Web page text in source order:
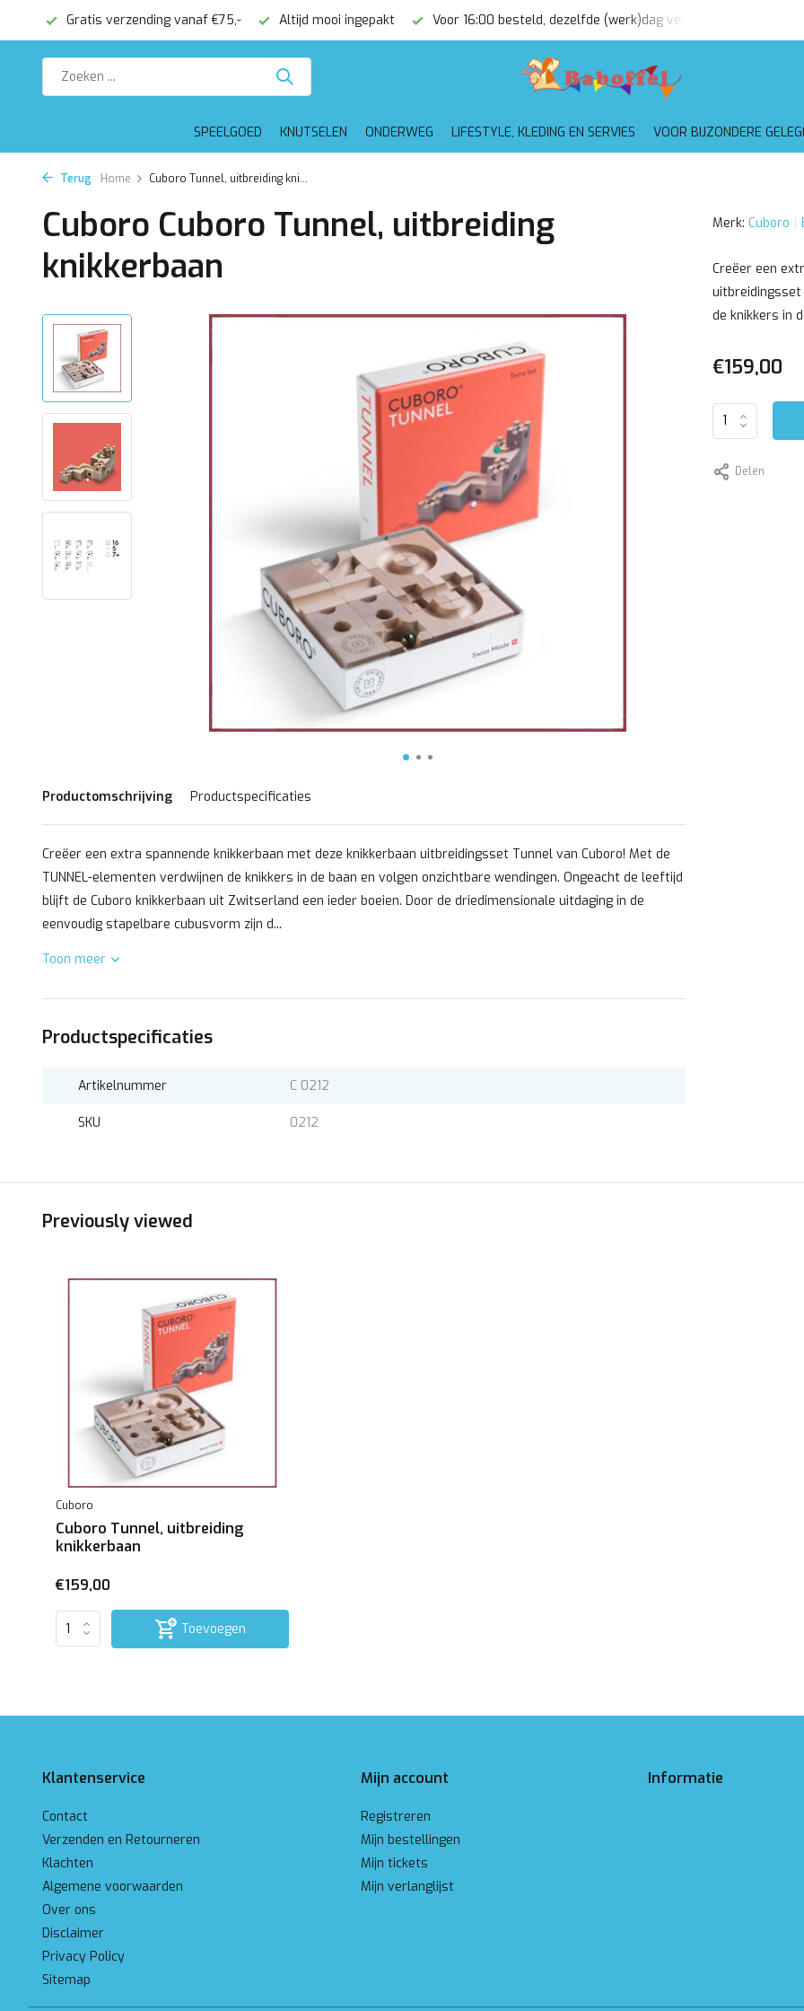
Gratis verzending vanaf €75,- Altijd mooi ingepakt Voor 16:00 besteld, dezelfde (werk)dag verzonden
SPEELGOED KNUTSELEN ONDERWEG LIFESTYLE, KLEDING EN SERVIES VOOR BIJZONDERE
Terug Home Cuboro Tunnel, uitbreiding kni...
Cuboro Cuboro Tunnel, uitbreiding
knikkerbaan
Productomschrijving Productspecificaties
Creëer een extra spannende knikkerbaan met deze knikkerbaan uitbreidingsset Tunnel van Cuboro! Met de
TUNNEL-elementen verdwijnen de knikkers in de baan en volgen onzichtbare wendingen. Ongeacht de leeftijd
blijft de Cuboro knikkerbaan uit Zwitserland een ieder boeien. Door de driedimensionale uitdaging in de
eenvoudig stapelbare cubusvorm zijn d...
Toon meer
Productspecificaties
Artikelnummer C 0212
SKU 0212
Merk: Cuboro
Creëer een
uitbreidingsset
de knikkers in
€159,00
Delen
Previously viewed
Cuboro
Cuboro Tunnel, uitbreiding
knikkerbaan
€159,00
Toevoegen
Klantenservice
Contact
Verzenden en Retourneren
Klachten
Algemene voorwaarden
Over ons
Disclaimer
Privacy Policy
Sitemap
Mijn account
Registreren
Mijn bestellingen
Mijn tickets
Mijn verlanglijst
Informatie